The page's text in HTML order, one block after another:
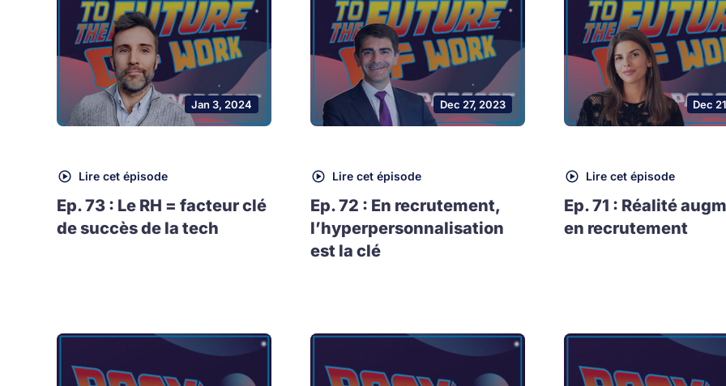
Jan 3, 2024
Lire cet épisode
Ep. 73 : Le RH = facteur clé
de succès de la tech
Dec 27, 2023
Lire cet épisode
Ep. 72 : En recrutement,
l’hyperpersonnalisation
est la clé
Dec
Lire cet épisode
Ep. 71 : Réalité
en recrutement